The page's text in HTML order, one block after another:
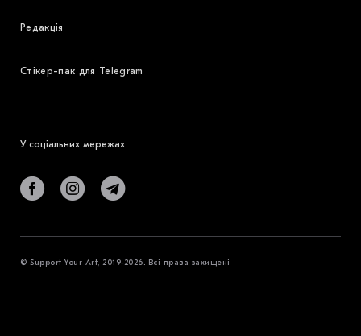
Редакція
Стікер-пак для Telegram
У соціальних мережах
© Support Your Art, 2019-2026. Всі права захищені